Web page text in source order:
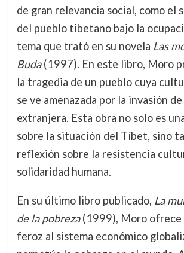
de gran relevancia social, como el
del pueblo tibetano bajo la
tema que trató en su novela Las
Buda(1997). En este libro, Moro
la tragedia de un pueblo cuya
se ve amenazada por la invasión
extranjera. Esta obra no solo es
sobre la situación del Tíbet, sino
reflexión sobre la resistencia
solidaridad humana.
En su último libro publicado, La
de la pobreza(1999), Moro ofrece
feroz al sistema económico